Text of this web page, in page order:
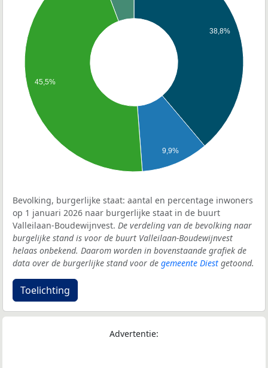
38,8%
9,9%
45,5%
Bevolking, burgerlijke staat: aantal en percentage inwoners
op 1 januari 2026 naar burgerlijke staat in de buurt
Valleilaan-Boudewijnvest. De verdeling van de bevolking naar
burgelijke stand is voor de buurt Valleilaan-Boudewijnvest
helaas onbekend. Daarom worden in bovenstaande grafiek de
data over de burgerlijke stand voor de gemeente Diest getoond.
Toelichting
Advertentie: